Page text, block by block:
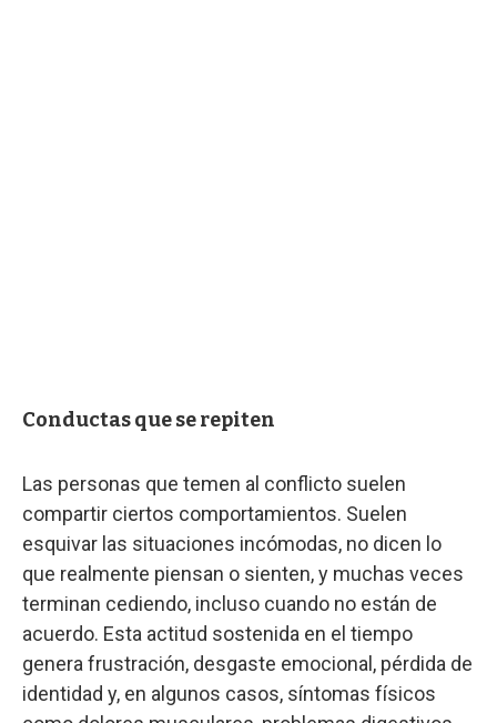
Conductas que se repiten
Las personas que temen al conflicto suelen
compartir ciertos comportamientos. Suelen
esquivar las situaciones incómodas, no dicen lo
que realmente piensan o sienten, y muchas veces
terminan cediendo, incluso cuando no están de
acuerdo. Esta actitud sostenida en el tiempo
genera frustración, desgaste emocional, pérdida de
identidad y, en algunos casos, síntomas físicos